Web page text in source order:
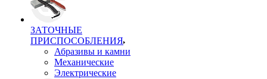
ЗАТОЧНЫЕ
ПРИСПОСОБЛЕНИЯ
Абразивы и камни
Механические
Электрические